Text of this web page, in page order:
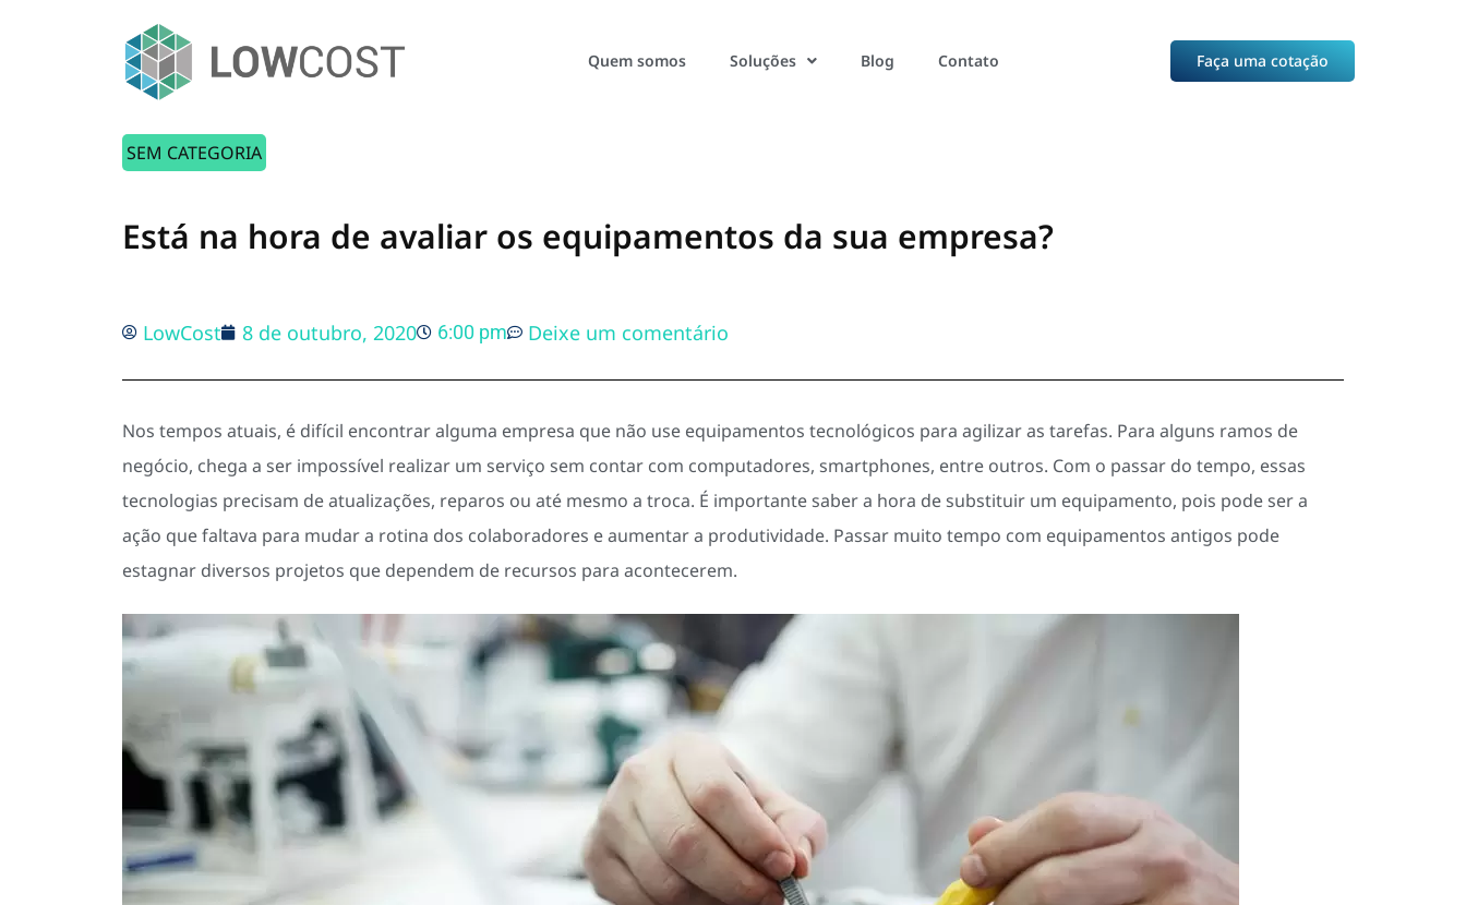
Quem somos Soluções Blog Contato Faça uma cotação
SEM CATEGORIA
Está na hora de avaliar os equipamentos da sua empresa?
LowCost 8 de outubro, 2020 6:00 pm Deixe um comentário
Nos tempos atuais, é difícil encontrar alguma empresa que não use equipamentos tecnológicos para agilizar as tarefas. Para alguns ramos de
negócio, chega a ser impossível realizar um serviço sem contar com computadores, smartphones, entre outros. Com o passar do tempo, essas
tecnologias precisam de atualizações, reparos ou até mesmo a troca. É importante saber a hora de substituir um equipamento, pois pode ser a
ação que faltava para mudar a rotina dos colaboradores e aumentar a produtividade. Passar muito tempo com equipamentos antigos pode
estagnar diversos projetos que dependem de recursos para acontecerem.